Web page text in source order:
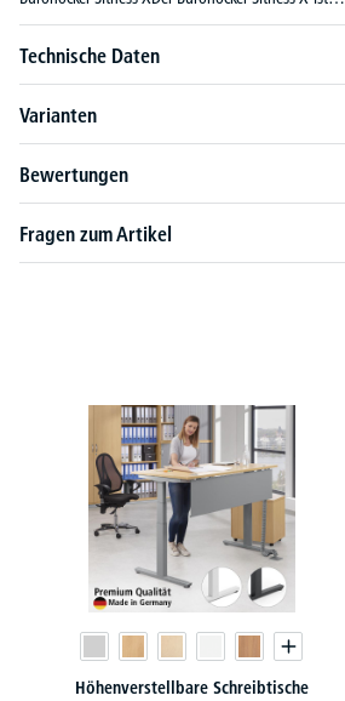
Technische Daten
Varianten
Bewertungen
Fragen zum Artikel
Höhenverstellbare Schreibtische